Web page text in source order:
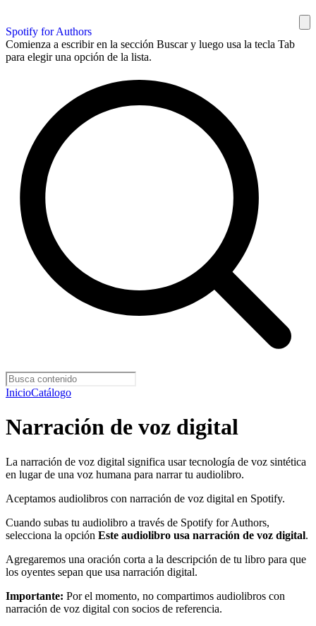
Spotify for Authors
Comienza a escribir en la sección Buscar y luego usa la tecla Tab
para elegir una opción de la lista.
InicioCatálogo
Narración de voz digital
La narración de voz digital significa usar tecnología de voz sintética
en lugar de una voz humana para narrar tu audiolibro.
Aceptamos audiolibros con narración de voz digital en Spotify.
Cuando subas tu audiolibro a través de Spotify for Authors,
selecciona la opción Este audiolibro usa narración de voz digital.
Agregaremos una oración corta a la descripción de tu libro para que
los oyentes sepan que usa narración digital.
Importante: Por el momento, no compartimos audiolibros con
narración de voz digital con socios de referencia.